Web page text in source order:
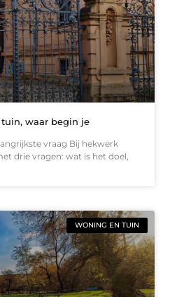
waar begin je
vraag Bij hekwerk
drie vragen: wat is het doel,
WONING EN TUIN